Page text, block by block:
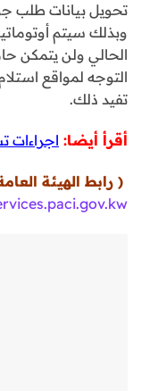
تحويل بيانات طلب
وبذلك سيتم
الحالي ولن يتمكن
التوجه لمواقع
تفيد ذلك.
أقرأ أيضا: اجراءات
( رابط الهيئة